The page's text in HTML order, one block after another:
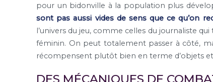
pour un bidonville à la population plus
sont pas aussi vides de sens que ce qu’on
l’univers du jeu, comme celles du journaliste
féminin. On peut totalement passer à côté,
récompensent plutôt bien en terme d’objets et
DES MÉCANIQUES DE